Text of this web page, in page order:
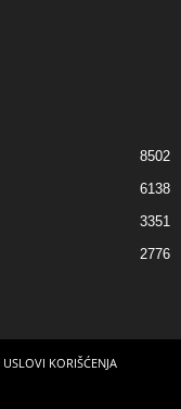
8502
6138
3351
2776
USLOVI KORIŠĆENJA